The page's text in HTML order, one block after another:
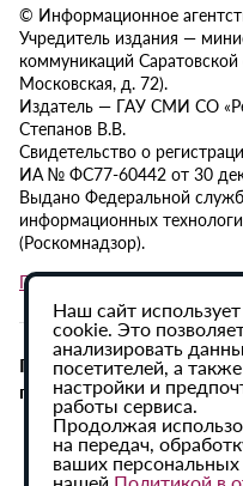
© Информационное
Учредитель издания —
коммуникаций Саратовской
Московская, д. 72).
Издатель — ГАУ СМИ СО
Степанов В.В.
Свидетельство о
ИА № ФС77-60442 от 30
Выдано Федеральной
информационных
(Роскомнадзор).
Политика в отношении
При использовании
гиперссылка на ИА
Наш сайт
cookie. Это
анализировать
посетителей, а
настройки и
работы сервиса.
Продолжая
на передач,
ваших